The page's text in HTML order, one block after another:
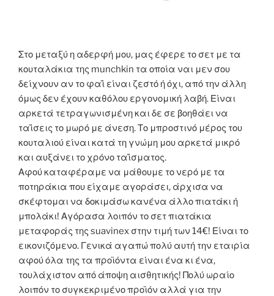
Στο μεταξύ η αδερφή μου, μας έφερε το σετ με τα
κουταλάκια της munchkin τα οποία ναι μεν σου
δείχνουν αν το φαΐ είναι ζεστό ή όχι, από την άλλη
όμως δεν έχουν καθόλου εργονομική λαβή. Είναι
αρκετά τετραγωνισμένη και δε σε βοηθάει να
ταΐσεις το μωρό με άνεση. Το μπροστινό μέρος του
κουταλιού είναι κατά τη γνώμη μου αρκετά μικρό
και αυξάνει το χρόνο ταΐσματος.
Αφού καταφέραμε να μάθουμε το νερό με τα
ποτηράκια που είχαμε αγοράσει, άρχισα να
σκέφτομαι να δοκιμάσω κανένα άλλο πιατάκι ή
μπολάκι! Αγόρασα λοιπόν το σετ πιατάκια
μεταφοράς της suavinex στην τιμή των 14€! Είναι το
εικονιζόμενο. Γενικά αγαπώ πολύ αυτή την εταιρία
αφού όλα της τα προϊόντα είναι ένα κι ένα,
τουλάχιστον από άποψη αισθητικής! Πολύ ωραίο
λοιπόν το συγκεκριμένο προϊόν αλλά για την